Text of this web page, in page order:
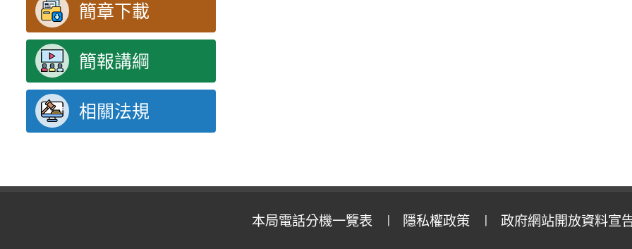
簡章下載
簡報講綱
相關法規
本局電話分機一覽表 隱私權政策 政府網站開放資料宣